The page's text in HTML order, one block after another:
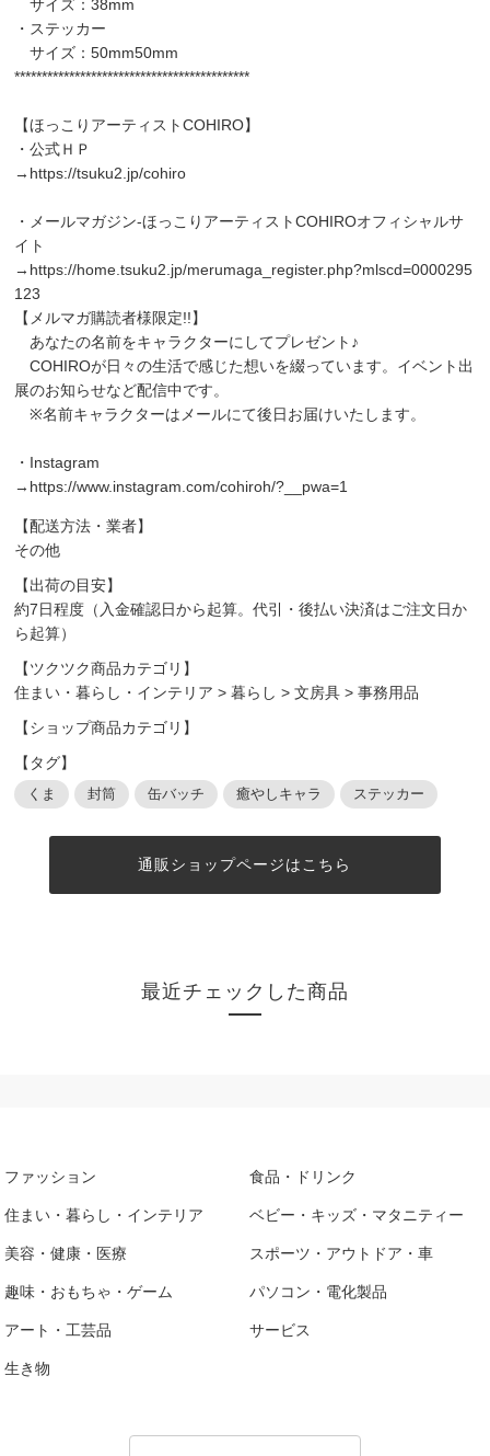
サイズ：38mm
・ステッカー
サイズ：50mm50mm
*******************************************
【ほっこりアーティストCOHIRO】
・公式ＨＰ
→ https://tsuku2.jp/cohiro
・メールマガジン-ほっこりアーティストCOHIROオフィシャルサ
イト
→ https://home.tsuku2.jp/merumaga_register.php?mlscd=0000295
123
【メルマガ購読者様限定!!】
あなたの名前をキャラクターにしてプレゼント♪
COHIROが日々の生活で感じた想いを綴っています。イベント出
展のお知らせなど配信中です。
※名前キャラクターはメールにて後日お届けいたします。
・Instagram
→ https://www.instagram.com/cohiroh/?__pwa=1
【配送方法・業者】
その他
【出荷の目安】
約7日程度（入金確認日から起算。代引・後払い決済はご注文日か
ら起算）
【ツクツク商品カテゴリ】
住まい・暮らし・インテリア >暮らし >文房具 >事務用品
【ショップ商品カテゴリ】
【タグ】
くま 封筒 缶バッチ 癒やしキャラ ステッカー
通販ショップページはこちら
最近チェックした商品
ファッション 食品・ドリンク
住まい・暮らし・インテリア ベビー・キッズ・マタニティー
美容・健康・医療 スポーツ・アウトドア・車
趣味・おもちゃ・ゲーム パソコン・電化製品
アート・工芸品 サービス
生き物